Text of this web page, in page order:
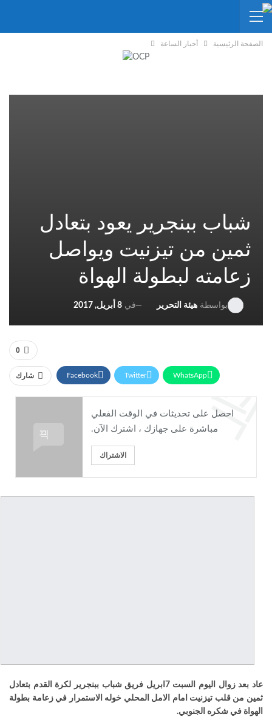
الصفحة الرئيسية أخبار الساعة
شباب ببنجرير يعود بتعادل
ثمين من تيزنيت ويواصل
زعامته لبطولة الهواة
بواسطة هيئة التحرير في 8 أبريل, 2017
0
شارك Facebook Twitter WhatsApp
البريد الإلكتروني
احصل على تحديثات في الوقت الفعلي
مباشرة على جهازك ، اشترك الآن.
الاشتراك
عاد بعد زوال اليوم السبت 7ابريل فريق شباب ببنجرير لكرة القدم بتعادل
ثمين من قلب تيزنيت امام الامل المحلي خوله الاستمرار في زعامة بطولة
الهواة في شكره الجنوبي.